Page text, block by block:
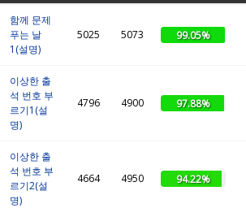
함께 문제
푸는 날
1(설명)
5025 5073 99.05%
이상한 출
석 번호 부
르기1(설
명)
4796 4900 97.88%
이상한 출
석 번호 부
르기2(설
명)
4664 4950 94.22%